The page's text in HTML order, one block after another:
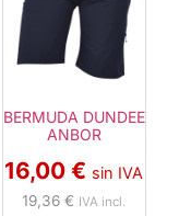
BERMUDA DUNDEE
ANBOR
16,00€ sin IVA
19,36€ IVA incl.